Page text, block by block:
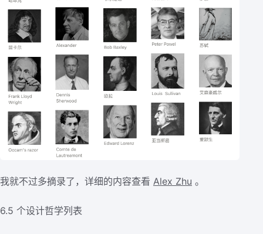
我就不过多摘录了，详细的内容查看 Alex Zhu 。
6.5 个设计哲学列表